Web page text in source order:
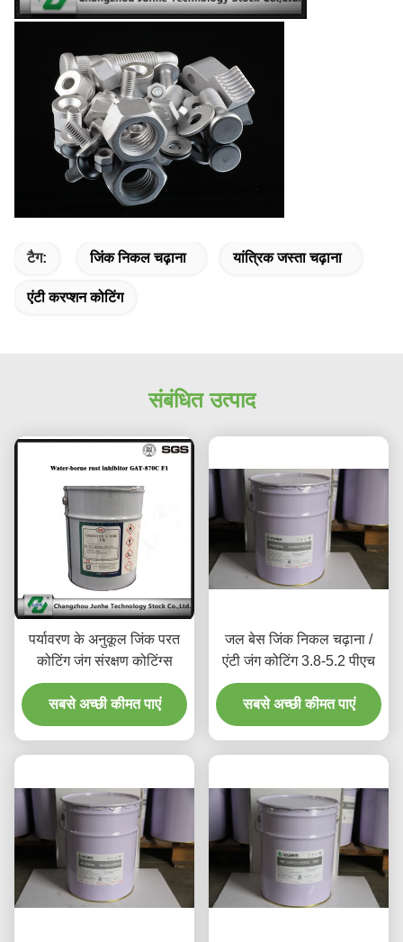
टैग: जिंक निकल चढ़ाना यांत्रिक जस्ता चढ़ाना
एंटी करप्शन कोटिंग
संबंधित उत्पाद
पर्यावरण के अनुकूल जिंक परत
कोटिंग जंग संरक्षण कोटिंग्स
सबसे अच्छी कीमत पाएं
जल बेस जिंक निकल चढ़ाना /
एंटी जंग कोटिंग 3.8-5.2 पीएच
सबसे अच्छी कीमत पाएं